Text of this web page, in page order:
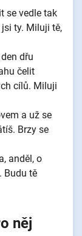
se vedle tak
ty. Miluji tě,
dřu
čelit
cílů. Miluji
a už se
Brzy se
anděl, o
Budu tě
něj